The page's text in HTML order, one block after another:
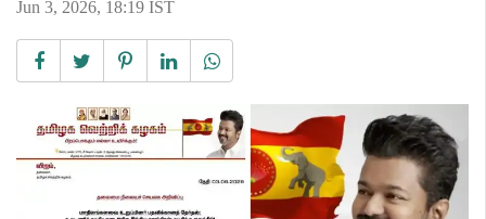
Jun 3, 2026, 18:19 IST